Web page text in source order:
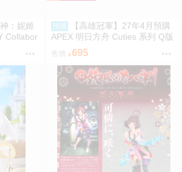
：妮姬
Collabor
數量限
預購
【高雄冠軍】27年4月預購
APEX 明日方舟 Cuties 系列 Q版
龍舌蘭 免訂金1002
695